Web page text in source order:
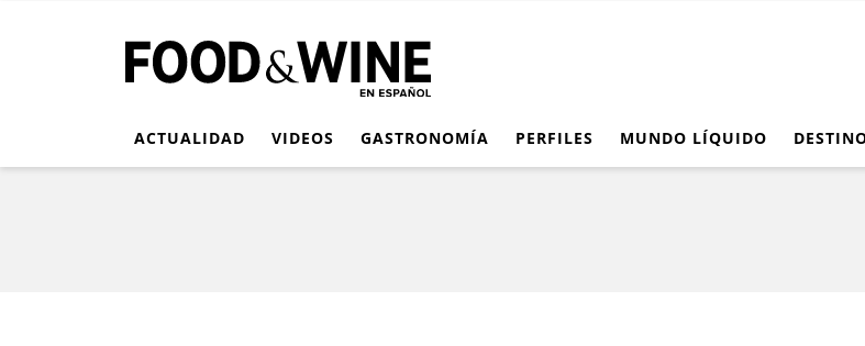
ACTUALIDAD VIDEOS GASTRONOMÍA PERFILES MUNDO LÍQUIDO